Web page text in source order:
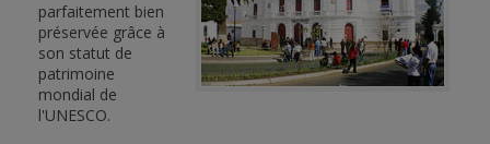
parfaitement bien
préservée grâce à
son statut de
patrimoine
mondial de
l'UNESCO.